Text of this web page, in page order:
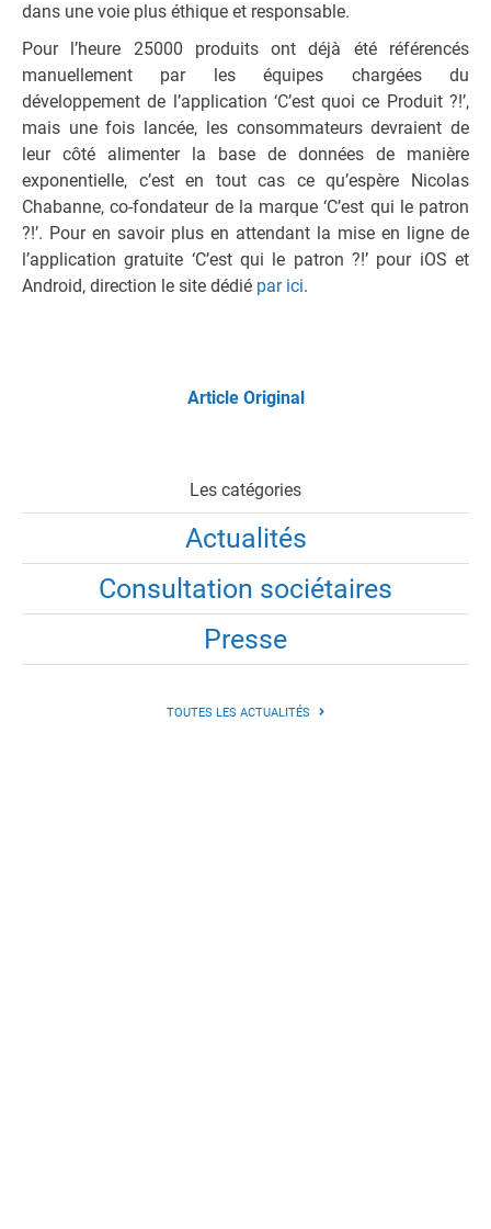
dans une voie plus éthique et responsable.
Pour l’heure 25000 produits ont déjà été référencés
manuellement par les équipes chargées du
développement de l’application ‘C’est quoi ce Produit ?!’,
mais une fois lancée, les consommateurs devraient de
leur côté alimenter la base de données de manière
exponentielle, c’est en tout cas ce qu’espère Nicolas
Chabanne, co-fondateur de la marque ‘C’est qui le patron
?!’. Pour en savoir plus en attendant la mise en ligne de
l’application gratuite ‘C’est qui le patron ?!’ pour iOS et
Android, direction le site dédié par ici.
Article Original
Les catégories
Actualités
Consultation sociétaires
Presse
TOUTES LES ACTUALITÉS